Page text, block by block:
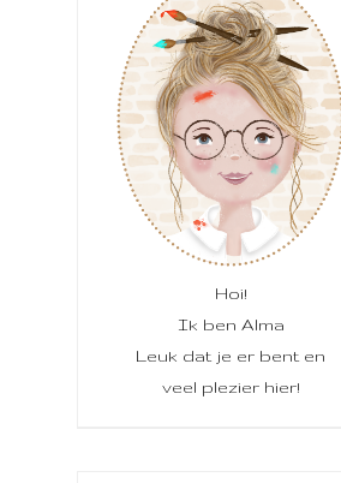
Hoi!
Ik ben Alma
Leuk dat je er bent en
veel plezier hier!